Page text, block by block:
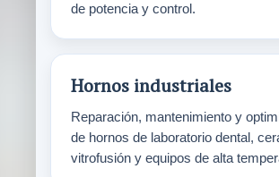
de potencia y control.
Hornos industriales
Reparación, mantenimiento y
de hornos de laboratorio dental,
vitrofusión y equipos de alta